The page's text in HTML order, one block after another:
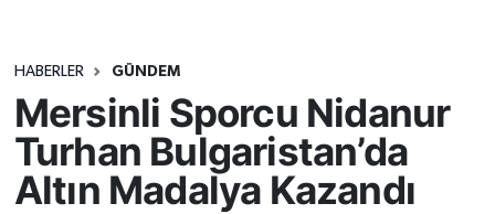
HABERLER GÜNDEM
Mersinli Sporcu Nidanur
Turhan Bulgaristan’da
Altın Madalya Kazandı
Ekonomi
Gündem
Kültür-Sanat
Haber Arşivi